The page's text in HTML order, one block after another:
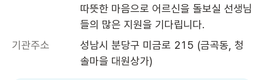
따뜻한 마음으로 어르신을 돌보실 선생님
들의 많은 지원을 기다립니다.
기관주소
성남시 분당구 미금로 215 (금곡동, 청
솔마을 대원상가)